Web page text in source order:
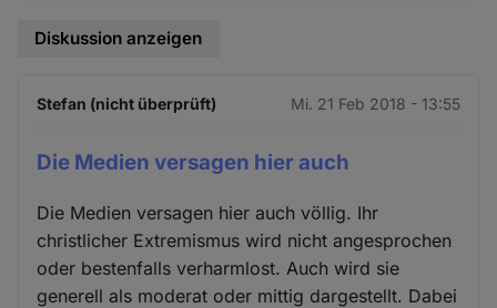
Diskussion anzeigen
Stefan (nicht überprüft) Mi. 21 Feb 2018 - 13:55
Die Medien versagen hier auch
Die Medien versagen hier auch völlig. Ihr
christlicher Extremismus wird nicht angesprochen
oder bestenfalls verharmlost. Auch wird sie
generell als moderat oder mittig dargestellt. Dabei